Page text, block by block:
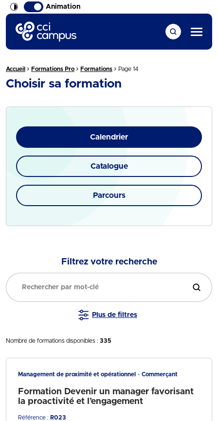
Animation
CCI Campus La formation qui vous ressemble
Menu
Fil d'Ariane :
Accueil › Formations Pro › Formations › Page 14
Choisir sa formation
Calendrier
Catalogue
Parcours
Filtrez votre recherche
Filtrer
Plus de filtres
Nombre de formations disponibles : 335
Management de proximité et opérationnel Commerçant
Formation Devenir un manager favorisant
la proactivité et l’engagement
Référence : R023